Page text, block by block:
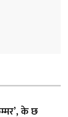
के छ